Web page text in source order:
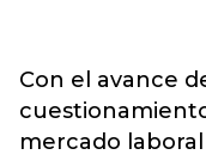
Con el avance
mercado